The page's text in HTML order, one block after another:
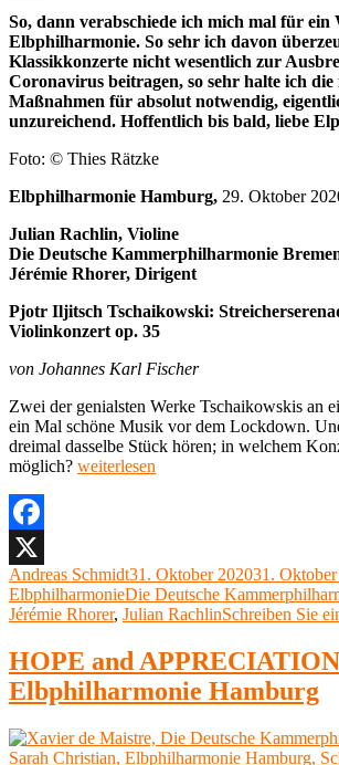
X
So, dann verabschiede ich mich mal für ein
Elbphilharmonie. So sehr ich davon
Klassikkonzerte nicht wesentlich zur
Coronavirus beitragen, so sehr halte ich die
Maßnahmen für absolut notwendig,
unzureichend. Hoffentlich bis bald, liebe
Foto: © Thies Rätzke
Elbphilharmonie Hamburg, 29. Oktober
Julian Rachlin, Violine
Die Deutsche Kammerphilharmonie
Jérémie Rhorer, Dirigent
Pjotr Iljitsch Tschaikowski:
Violinkonzert op. 35
von Johannes Karl Fischer
Zwei der genialsten Werke Tschaikowskis an
ein Mal schöne Musik vor dem Lockdown.
dreimal dasselbe Stück hören; in welchem
möglich? „Julian
Deutsche
Kammerphilharmonie
Bremen,
Elbphilharmonie
29.
Oktober
2020“
weiterlesen
Facebook
X
Autor
Andreas SchmidtVeröffentlicht
am
31. Oktober 202031.
ElbphilharmonieSchlagwörter
Die Deutsche
Jérémie Rhorer, Julian RachlinSchreiben Sie
HOPE and
Elbphilharmonie Hamburg